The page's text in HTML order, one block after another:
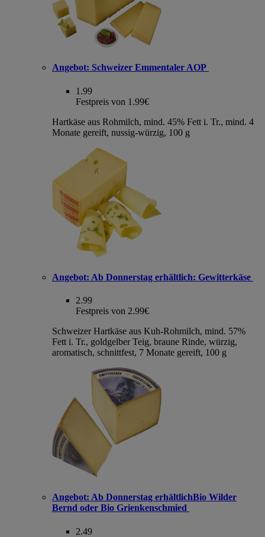
Angebot: Schweizer Emmentaler AOP
1.99
Festpreis von 1.99€
Hartkäse aus Rohmilch, mind. 45% Fett i. Tr., mind. 4
Monate gereift, nussig-würzig, 100 g
Angebot: Ab Donnerstag erhältlich: Gewitterkäse
2.99
Festpreis von 2.99€
Schweizer Hartkäse aus Kuh-Rohmilch, mind. 57%
Fett i. Tr., goldgelber Teig, braune Rinde, würzig,
aromatisch, schnittfest, 7 Monate gereift, 100 g
Angebot: Ab Donnerstag erhältlichBio Wilder
Bernd oder Bio Grienkenschmied
2.49